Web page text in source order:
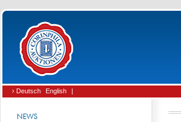
› Deutsch English |
NEWS